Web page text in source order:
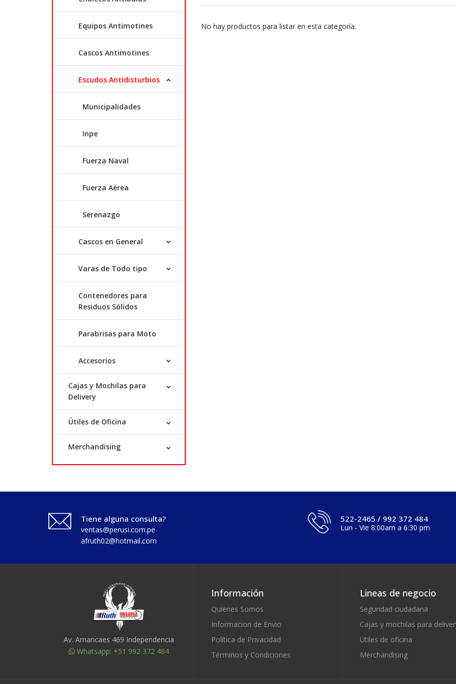
Equipos Antimotines
Cascos Antimotines
Escudos Antidisturbios
Municipalidades
Inpe
Fuerza Naval
Fuerza Aérea
Serenazgo
Cascos en General
Varas de Todo tipo
Contenedores para
Residuos Sólidos
Parabrisas para Moto
Accesorios
Cajas y Mochilas para
Delivery
Útiles de Oficina
Merchandising
No hay productos para listar en esta categoría.
Tiene alguna consulta?
ventas@perusi.com.pe
afruth02@hotmail.com
522-2465 / 992 372 484
Lun - Vie 8:00am a 6:30 pm
Av. Amancaes 469 Independencia
Whatsapp: +51 992 372 484
Información
Quienes Somos
Informacion de Envio
Política de Privacidad
Términos y Condiciones
Lineas de negocio
Seguridad ciudadana
Cajas y mochilas para
Utiles de oficina
Merchandising